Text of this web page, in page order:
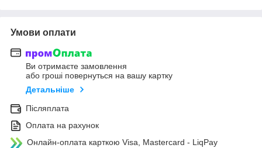
Умови оплати
Ви отримаєте замовлення
або гроші повернуться на вашу картку
Детальніше
Післяплата
Оплата на рахунок
Онлайн-оплата карткою Visa, Mastercard - LiqPay